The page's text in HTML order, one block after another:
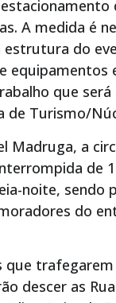
A medida é
do
equipamentos
que será
de Turismo/
Madruga, a
de
noite, sendo
do
que trafegarem
descer as